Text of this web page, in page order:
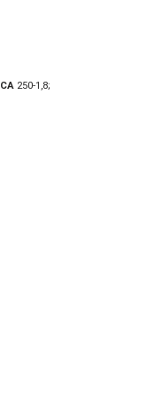
250-1,8